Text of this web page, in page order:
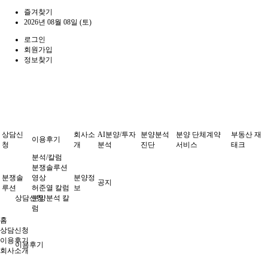
즐겨찾기
2026년 08월 08일 (토)
로그인
회원가입
정보찾기
상담신청
이용후기
상담신
청
이용후기
회사소
개
AI분양/투자
분석
분양분석
진단
분양 단체계약
서비스
부동산 재
태크
분쟁솔
루션
분석/칼럼
분쟁솔루션
영상
허준열 칼럼
분양분석 칼
럼
분양정
보
공지
홈
상담신청
이용후기
회사소개